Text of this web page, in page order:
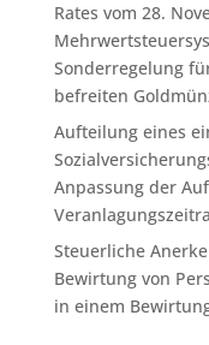
Rates vom 28.
Sonderregelung
befreiten
Aufteilung eines
Anpassung der
Steuerliche
Bewirtung von
in einem